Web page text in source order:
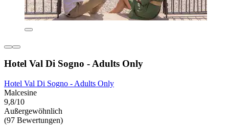
Hotel Val Di Sogno - Adults Only
Hotel Val Di Sogno - Adults Only
Malcesine
9,8/10
Außergewöhnlich
(97 Bewertungen)